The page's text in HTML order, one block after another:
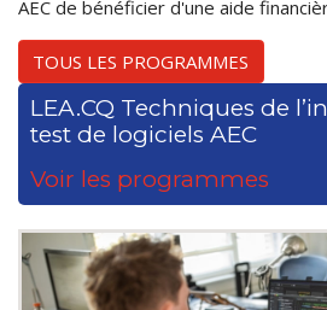
AEC de bénéficier d'une aide
TOUS LES PROGRAMMES
LEA.CQ Techniques de
test de logiciels AEC
Voir les programmes